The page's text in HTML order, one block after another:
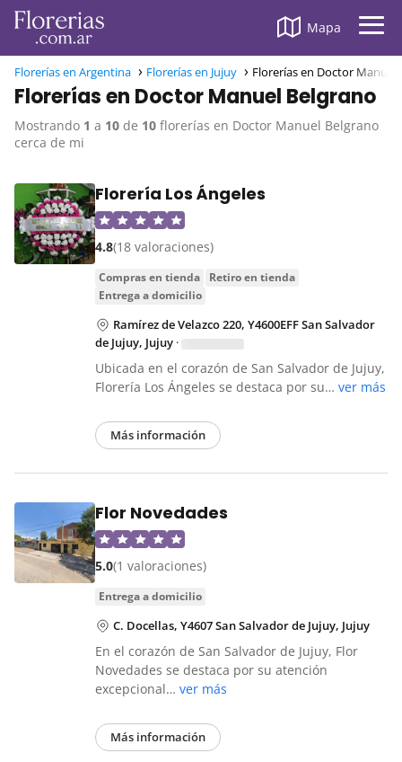
Mapa
Florerías en Argentina Florerías en Jujuy Florerías en Doctor Manuel
Florerías en Doctor Manuel Belgrano
Mostrando 1 a 10 de 10 florerías en Doctor Manuel Belgrano
cerca de mi
Florería Los Ángeles
4.8(18 valoraciones)
compras en tienda
retiro en tienda
entrega a domicilio
Ramírez de Velazco 220, Y4600EFF San Salvador
de Jujuy, Jujuy ·
Ubicada en el corazón de San Salvador de Jujuy,
Florería Los Ángeles se destaca por su… ver más
Más información
Flor Novedades
5.0(1 valoraciones)
entrega a domicilio
C. Docellas, Y4607 San Salvador de Jujuy, Jujuy
En el corazón de San Salvador de Jujuy, Flor
Novedades se destaca por su atención
excepcional… ver más
Más información